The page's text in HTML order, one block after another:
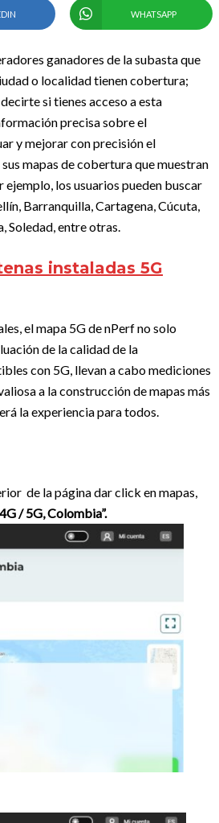
WHATSAPP
ganadores de la subasta que
o localidad tienen cobertura;
si tienes acceso a esta
precisa sobre el
y mejorar con precisión el
mapas de cobertura que muestran
ejemplo, los usuarios pueden buscar
Barranquilla, Cartagena, Cúcuta,
Soledad, entre otras.
instaladas 5G
el mapa 5G de nPerf no solo
de la calidad de la
con 5G, llevan a cabo mediciones
a la construcción de mapas más
la experiencia para todos.
de la página dar click en mapas,
/ 5G, Colombia”.